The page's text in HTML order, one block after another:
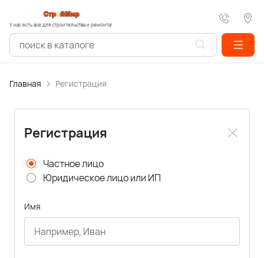
У нас есть все для строительства и ремонта!
Главная Регистрация
Регистрация
Частное лицо
Юридическое лицо или ИП
Имя